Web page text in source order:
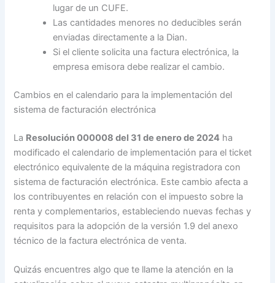
lugar de un CUFE.
Las cantidades menores no deducibles serán
enviadas directamente a la Dian.
Si el cliente solicita una factura electrónica, la
empresa emisora debe realizar el cambio.
Cambios en el calendario para la implementación del
sistema de facturación electrónica
La Resolución 000008 del 31 de enero de 2024 ha
modificado el calendario de implementación para el ticket
electrónico equivalente de la máquina registradora con
sistema de facturación electrónica. Este cambio afecta a
los contribuyentes en relación con el impuesto sobre la
renta y complementarios, estableciendo nuevas fechas y
requisitos para la adopción de la versión 1.9 del anexo
técnico de la factura electrónica de venta.
Quizás encuentres algo que te llame la atención en la